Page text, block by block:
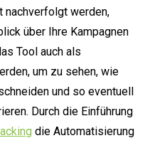
nachverfolgt werden,
über Ihre Kampagnen
Tool auch als
um zu sehen, wie
und so eventuell
Durch die Einführung
die Automatisierung